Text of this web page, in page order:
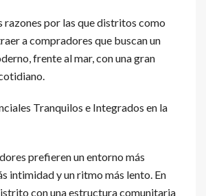
razones por las que distritos como
a compradores que buscan un
frente al mar, con una gran
Tranquilos e Integrados en la
prefieren un entorno más
intimidad y un ritmo más lento. En
con una estructura comunitaria